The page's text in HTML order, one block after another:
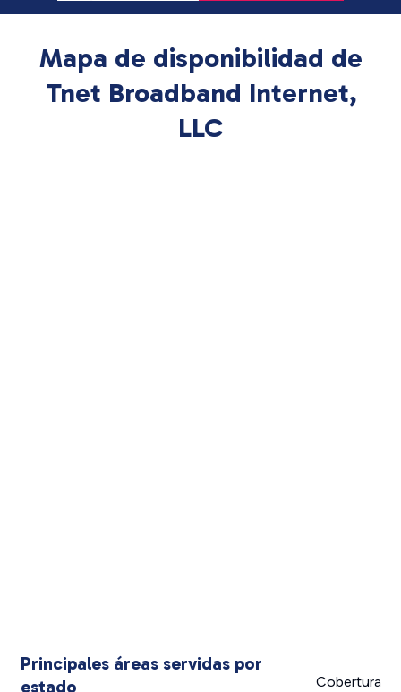
Mapa de disponibilidad de
Tnet Broadband Internet,
LLC
Principales áreas servidas por
estado
Cobertura